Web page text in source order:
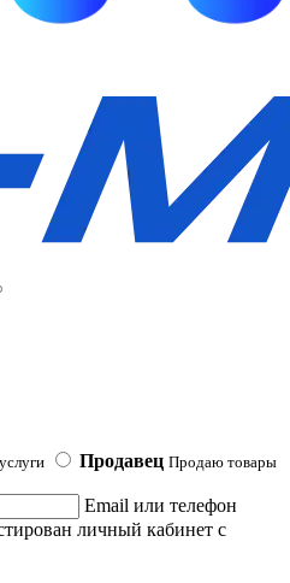
Продавец Продаю товары
Email или телефон
личный кабинет с